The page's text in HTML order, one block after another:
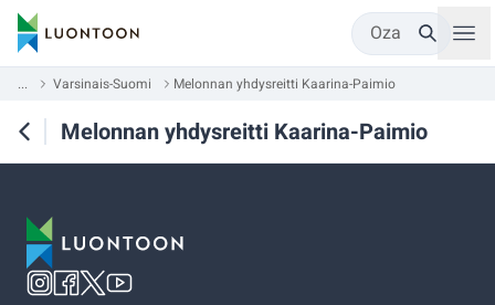
Oza
... Varsinais-Suomi Melonnan yhdysreitti Kaarina-Paimio
Melonnan yhdysreitti Kaarina-Paimio